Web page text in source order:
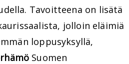
Tavoitteena on lisätä
jolloin eläimiä
loppusyksyllä,
Suomen